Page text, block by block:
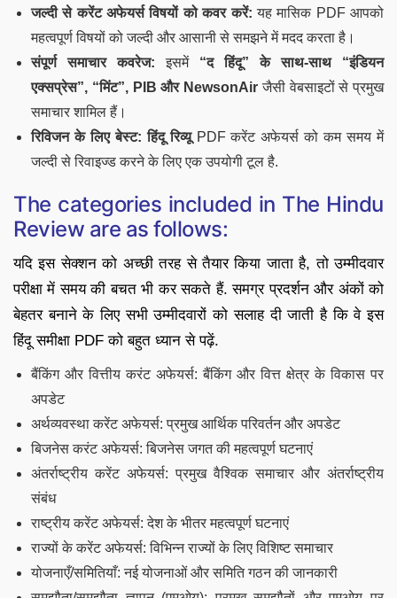
जल्दी से करेंट अफेयर्स विषयों को कवर करें: यह मासिक PDF आपको
महत्वपूर्ण विषयों को जल्दी और आसानी से समझने में मदद करता है।
संपूर्ण समाचार कवरेज: इसमें “द हिंदू” के साथ-साथ “इंडियन
एक्सप्रेस”, “मिंट”, PIB और NewsonAir जैसी वेबसाइटों से प्रमुख
समाचार शामिल हैं।
रिविजन के लिए बेस्ट: हिंदू रिव्यू PDF करेंट अफेयर्स को कम समय में
जल्दी से रिवाइज्ड करने के लिए एक उपयोगी टूल है.
The categories included in The Hindu
Review are as follows:
यदि इस सेक्शन को अच्छी तरह से तैयार किया जाता है, तो उम्मीदवार
परीक्षा में समय की बचत भी कर सकते हैं. समग्र प्रदर्शन और अंकों को
बेहतर बनाने के लिए सभी उम्मीदवारों को सलाह दी जाती है कि वे इस
हिंदू समीक्षा PDF को बहुत ध्यान से पढ़ें.
बैंकिंग और वित्तीय करंट अफेयर्स: बैंकिंग और वित्त क्षेत्र के विकास पर
अपडेट
अर्थव्यवस्था करेंट अफेयर्स: प्रमुख आर्थिक परिवर्तन और अपडेट
बिजनेस करंट अफेयर्स: बिजनेस जगत की महत्वपूर्ण घटनाएं
अंतर्राष्ट्रीय करेंट अफेयर्स: प्रमुख वैश्विक समाचार और अंतर्राष्ट्रीय
संबंध
राष्ट्रीय करेंट अफेयर्स: देश के भीतर महत्वपूर्ण घटनाएं
राज्यों के करेंट अफेयर्स: विभिन्न राज्यों के लिए विशिष्ट समाचार
योजनाएँ/समितियाँ: नई योजनाओं और समिति गठन की जानकारी